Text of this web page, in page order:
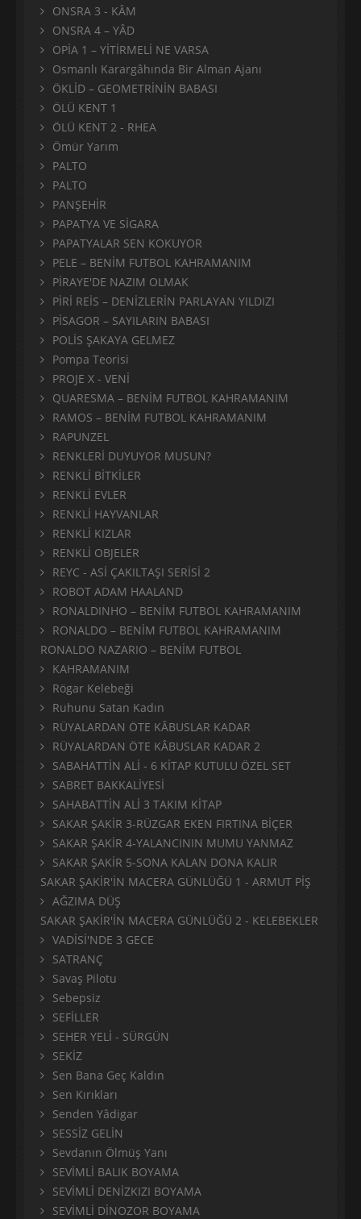
ONSRA 3 - KÂM
ONSRA 4 – YÂD
OPİA 1 – YİTİRMELİ NE VARSA
Osmanlı Karargâhında Bir Alman Ajanı
ÖKLİD – GEOMETRİNİN BABASI
ÖLÜ KENT 1
ÖLÜ KENT 2 - RHEA
Ömür Yarım
PALTO
PALTO
PANŞEHİR
PAPATYA VE SİGARA
PAPATYALAR SEN KOKUYOR
PELE – BENİM FUTBOL KAHRAMANIM
PİRAYE'DE NAZIM OLMAK
PİRİ REİS – DENİZLERİN PARLAYAN YILDIZI
PİSAGOR – SAYILARIN BABASI
POLİS ŞAKAYA GELMEZ
Pompa Teorisi
PROJE X - VENİ
QUARESMA – BENİM FUTBOL KAHRAMANIM
RAMOS – BENİM FUTBOL KAHRAMANIM
RAPUNZEL
RENKLERİ DUYUYOR MUSUN?
RENKLİ BİTKİLER
RENKLİ EVLER
RENKLİ HAYVANLAR
RENKLİ KIZLAR
RENKLİ OBJELER
REYC - ASİ ÇAKILTAŞI SERİSİ 2
ROBOT ADAM HAALAND
RONALDINHO – BENİM FUTBOL KAHRAMANIM
RONALDO – BENİM FUTBOL KAHRAMANIM
RONALDO NAZARIO – BENİM FUTBOL
KAHRAMANIM
Rögar Kelebeği
Ruhunu Satan Kadın
RÜYALARDAN ÖTE KÂBUSLAR KADAR
RÜYALARDAN ÖTE KÂBUSLAR KADAR 2
SABAHATTİN ALİ - 6 KİTAP KUTULU ÖZEL SET
SABRET BAKKALİYESİ
SAHABATTİN ALİ 3 TAKIM KİTAP
SAKAR ŞAKİR 3-RÜZGAR EKEN FIRTINA BİÇER
SAKAR ŞAKİR 4-YALANCININ MUMU YANMAZ
SAKAR ŞAKİR 5-SONA KALAN DONA KALIR
SAKAR ŞAKİR'İN MACERA GÜNLÜĞÜ 1 - ARMUT PİŞ
AĞZIMA DÜŞ
SAKAR ŞAKİR'İN MACERA GÜNLÜĞÜ 2 - KELEBEKLER
VADİSİ'NDE 3 GECE
SATRANÇ
Savaş Pilotu
Sebepsiz
SEFİLLER
SEHER YELİ - SÜRGÜN
SEKİZ
Sen Bana Geç Kaldın
Sen Kırıkları
Senden Yâdigar
SESSİZ GELİN
Sevdanın Ölmüş Yanı
SEVİMLİ BALIK BOYAMA
SEVİMLİ DENİZKIZI BOYAMA
SEVİMLİ DİNOZOR BOYAMA